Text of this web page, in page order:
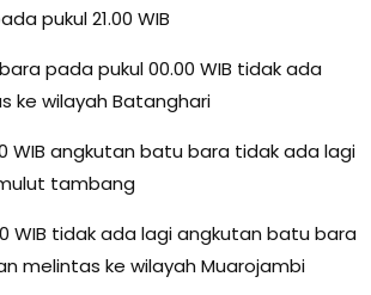
pukul 21.00 WIB
pada pukul 00.00 WIB tidak ada
ke wilayah Batanghari
WIB angkutan batu bara tidak ada lagi
tambang
WIB tidak ada lagi angkutan batu bara
melintas ke wilayah Muarojambi